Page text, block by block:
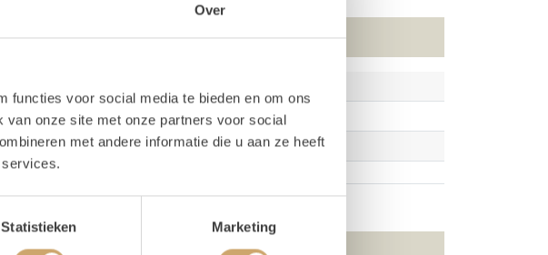
Over
functies voor social media te bieden en om ons
onze site met onze partners voor social
met andere informatie die u aan ze heeft
Statistieken Marketing
175 cm
140 cm